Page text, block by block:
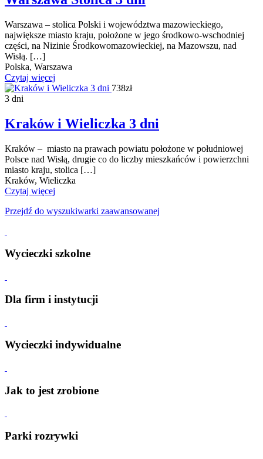
Warszawa – stolica Polski i województwa mazowieckiego,
największe miasto kraju, położone w jego środkowo-wschodniej
części, na Nizinie Środkowomazowieckiej, na Mazowszu, nad
Wisłą. […]
Polska, Warszawa
Czytaj więcej
738zł
3 dni
Kraków i Wieliczka 3 dni
Kraków – miasto na prawach powiatu położone w południowej
Polsce nad Wisłą, drugie co do liczby mieszkańców i powierzchni
miasto kraju, stolica […]
Kraków, Wieliczka
Czytaj więcej
Przejdź do wyszukiwarki zaawansowanej
Wycieczki szkolne
Dla firm i instytucji
Wycieczki indywidualne
Jak to jest zrobione
Parki rozrywki